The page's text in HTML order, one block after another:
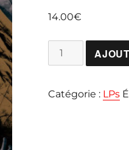
14.00€
quantité
de
"Out
Catégorie : LPs